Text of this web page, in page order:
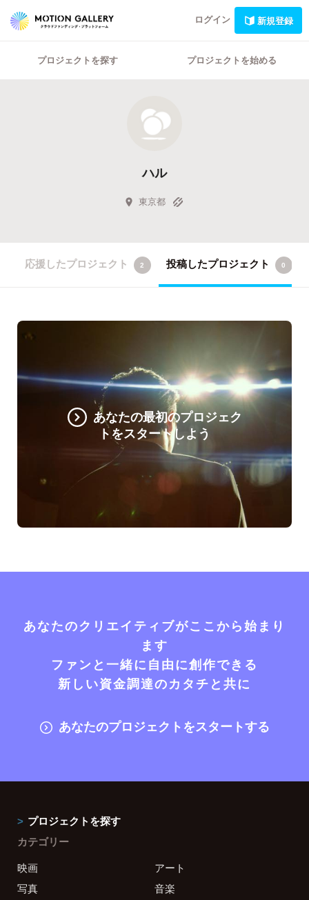
ログイン 新規登録
プロジェクトを探す プロジェクトを始める
ハル
東京都
応援したプロジェクト 2 投稿したプロジェクト 0
あなたの最初のプロジェク
トをスタートしよう
あなたのクリエイティブがここから始まり
ます
ファンと一緒に自由に創作できる
新しい資金調達のカタチと共に
あなたのプロジェクトをスタートする
プロジェクトを探す
カテゴリー
映画
アート
写真
音楽